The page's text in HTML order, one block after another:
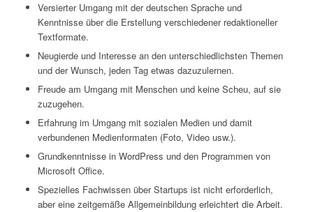
Versierter Umgang mit der deutschen Sprache und
Kenntnisse über die Erstellung verschiedener redaktioneller
Textformate.
Neugierde und Interesse an den unterschiedlichsten Themen
und der Wunsch, jeden Tag etwas dazuzulernen.
Freude am Umgang mit Menschen und keine Scheu, auf sie
zuzugehen.
Erfahrung im Umgang mit sozialen Medien und damit
verbundenen Medienformaten (Foto, Video usw.).
Grundkenntnisse in WordPress und den Programmen von
Microsoft Office.
Spezielles Fachwissen über Startups ist nicht erforderlich,
aber eine zeitgemäße Allgemeinbildung erleichtert die Arbeit.